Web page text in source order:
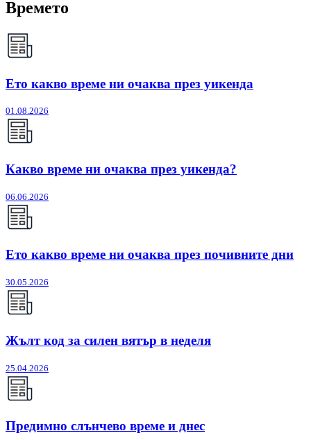
Времето
Ето какво време ни очаква през уикенда
01.08.2026
Какво време ни очаква през уикенда?
06.06.2026
Ето какво време ни очаква през почивните дни
30.05.2026
Жълт код за силен вятър в неделя
25.04.2026
Предимно слънчево време и днес